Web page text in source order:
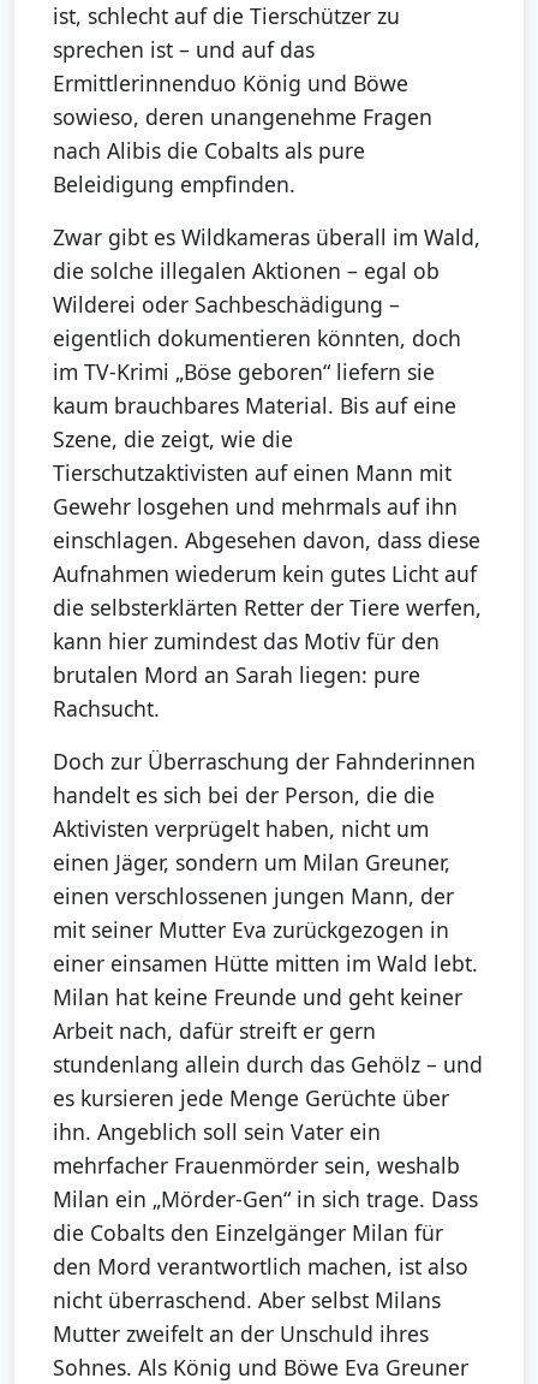
ist, schlecht auf die Tierschützer zu
sprechen ist – und auf das
Ermittlerinnenduo König und Böwe
sowieso, deren unangenehme Fragen
nach Alibis die Cobalts als pure
Beleidigung empfinden.
Zwar gibt es Wildkameras überall im Wald,
die solche illegalen Aktionen – egal ob
Wilderei oder Sachbeschädigung –
eigentlich dokumentieren könnten, doch
im TV-Krimi „Böse geboren“ liefern sie
kaum brauchbares Material. Bis auf eine
Szene, die zeigt, wie die
Tierschutzaktivisten auf einen Mann mit
Gewehr losgehen und mehrmals auf ihn
einschlagen. Abgesehen davon, dass diese
Aufnahmen wiederum kein gutes Licht auf
die selbsterklärten Retter der Tiere werfen,
kann hier zumindest das Motiv für den
brutalen Mord an Sarah liegen: pure
Rachsucht.
Doch zur Überraschung der Fahnderinnen
handelt es sich bei der Person, die die
Aktivisten verprügelt haben, nicht um
einen Jäger, sondern um Milan Greuner,
einen verschlossenen jungen Mann, der
mit seiner Mutter Eva zurückgezogen in
einer einsamen Hütte mitten im Wald lebt.
Milan hat keine Freunde und geht keiner
Arbeit nach, dafür streift er gern
stundenlang allein durch das Gehölz – und
es kursieren jede Menge Gerüchte über
ihn. Angeblich soll sein Vater ein
mehrfacher Frauenmörder sein, weshalb
Milan ein „Mörder-Gen“ in sich trage. Dass
die Cobalts den Einzelgänger Milan für
den Mord verantwortlich machen, ist also
nicht überraschend. Aber selbst Milans
Mutter zweifelt an der Unschuld ihres
Sohnes. Als König und Böwe Eva Greuner